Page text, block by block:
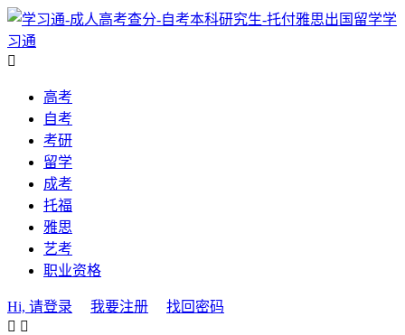
学
习通

高考
自考
考研
留学
成考
托福
雅思
艺考
职业资格
Hi, 请登录 我要注册
找回密码
 